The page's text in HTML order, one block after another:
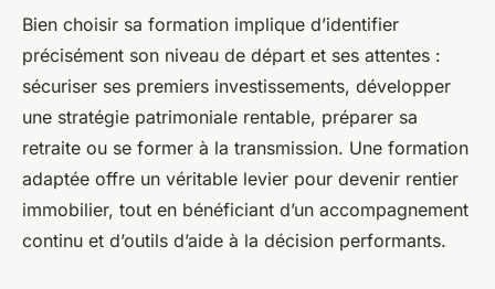
Bien choisir sa formation implique d’identifier
précisément son niveau de départ et ses attentes :
sécuriser ses premiers investissements, développer
une stratégie patrimoniale rentable, préparer sa
retraite ou se former à la transmission. Une formation
adaptée offre un véritable levier pour devenir rentier
immobilier, tout en bénéficiant d’un accompagnement
continu et d’outils d’aide à la décision performants.